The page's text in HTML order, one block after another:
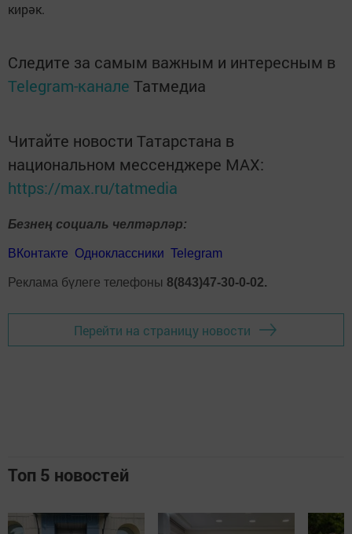
кирәк.
Следите за самым важным и интересным в
Telegram-канале Татмедиа
Читайте новости Татарстана в
национальном мессенджере MАХ:
https://max.ru/tatmedia
Безнең социаль челтәрләр:
ВКонтакте Одноклассники Telegram
Реклама бүлеге телефоны 8(843)47-30-0-02.
Перейти на страницу новости
Топ 5 новостей